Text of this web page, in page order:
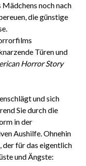
noch nach
die günstige
Türen und
Horror Story
und sich
Sie durch die
in der
Aushilfe. Ohnehin
der für das eigentlich
und Ängste: